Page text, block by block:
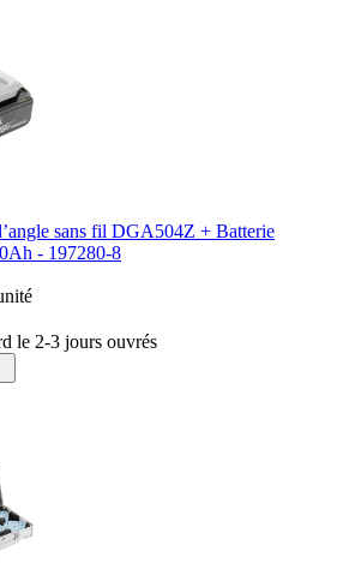
sans fil DGA504Z + Batterie
- 197280-8
le 2-3 jours ouvrés